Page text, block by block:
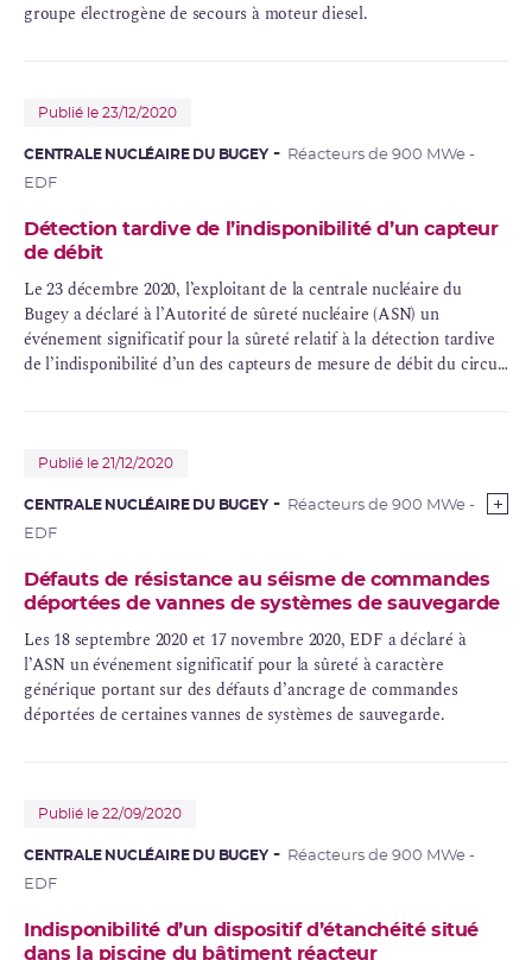
groupe électrogène de secours à moteur diesel.
Publié le 23/12/2020
CENTRALE NUCLÉAIRE DU BUGEY
Réacteurs de 900 MWe -
EDF
Détection tardive de l’indisponibilité d’un capteur
de débit
Le 23 décembre 2020, l’exploitant de la centrale nucléaire du
Bugey a déclaré à l’Autorité de sûreté nucléaire (ASN) un
événement significatif pour la sûreté relatif à la détection tardive
de l’indisponibilité d’un des capteurs de mesure de débit du circuit
Publié le 21/12/2020
CENTRALE NUCLÉAIRE DU BUGEY
Réacteurs de 900 MWe -
EDF
Défauts de résistance au séisme de commandes
déportées de vannes de systèmes de sauvegarde
Les 18 septembre 2020 et 17 novembre 2020, EDF a déclaré à
l’ASN un événement significatif pour la sûreté à caractère
générique portant sur des défauts d’ancrage de commandes
déportées de certaines vannes de systèmes de sauvegarde.
Publié le 22/09/2020
CENTRALE NUCLÉAIRE DU BUGEY
Réacteurs de 900 MWe -
EDF
Indisponibilité d’un dispositif d’étanchéité situé
dans la piscine du bâtiment réacteur